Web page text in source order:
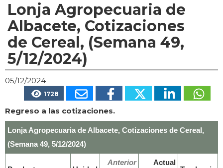
Lonja Agropecuaria de
Albacete, Cotizaciones
de Cereal, (Semana 49,
5/12/2024)
05/12/2024
1728
Regreso a las cotizaciones.
Lonja Agropecuaria de Albacete, Cotizaciones de Cereal,
(Semana 49, 5/12/2024)
Anterior Actual